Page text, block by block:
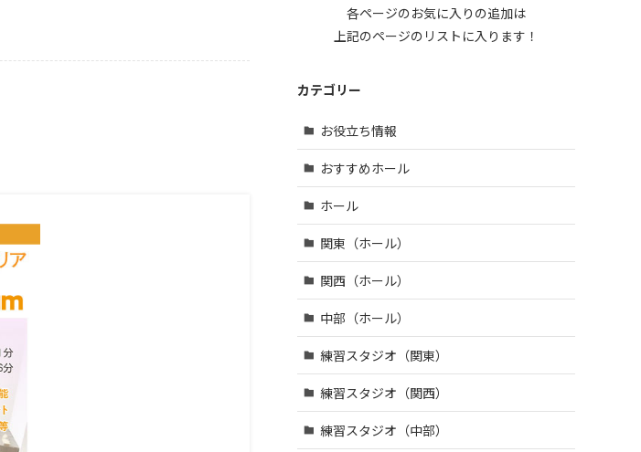
| … 葛飾
区・墨
区・江
区 (39)
| … 八王
子市・
武蔵野
市・三
鷹市・
日野
市・西
東京
市 (16)
| … 府中
市・調
布市・
狛江
市 (13)
| … 小金
井市・
| … 川口
市・越
市 (14)
市・草
戸田
市・蕨
市 (6)
| … 三郷
市・所
沢市・
市 (10)
| … 朝霞
市・上
尾市・
志木
市 (6)
ケ浦
市・鎌
原市・
和泉市
・箕面
| … 羽曳
柏原
市・富
田林
市・泉
市・河
市 (3)
| … 長岡
京市・
亀岡
鶴市 (4)
市 (6)
| … 御所
宇陀
各ページのお気に入りの追加は
上記のページのリストに入ります！
カテゴリー
お役立ち情報
おすすめホール
ホール
関東（ホール）
関西（ホール）
中部（ホール）
練習スタジオ（関東）
練習スタジオ（関西）
練習スタジオ（中部）